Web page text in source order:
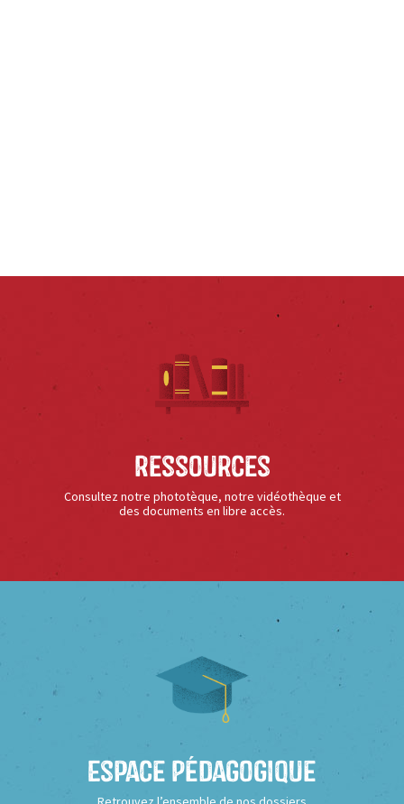
Ressources
Consultez notre phototèque, notre vidéothèque et
des documents en libre accès.
Espace Pédagogique